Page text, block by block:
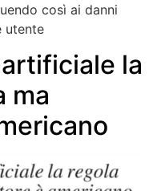
così ai danni
utente
la
ma